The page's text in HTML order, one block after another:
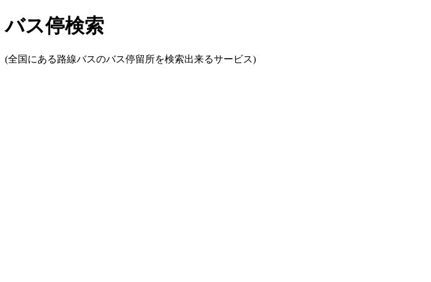
バス停検索
(全国にある路線バスのバス停留所を検索出来るサービス)